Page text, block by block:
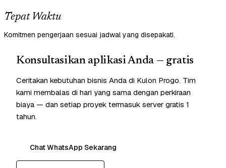
Tepat Waktu
Komitmen pengerjaan sesuai jadwal yang disepakati.
Konsultasikan aplikasi Anda — gratis
Ceritakan kebutuhan bisnis Anda di Kulon Progo. Tim
kami membalas di hari yang sama dengan perkiraan
biaya — dan setiap proyek termasuk server gratis 1
tahun.
Chat WhatsApp Sekarang